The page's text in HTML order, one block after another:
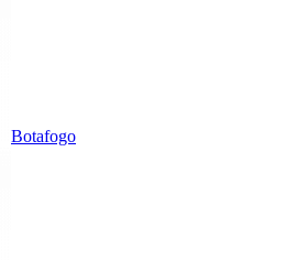
Botafogo